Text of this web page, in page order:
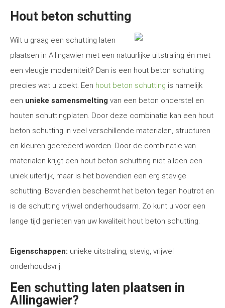
Hout beton schutting
Wilt u graag een schutting laten
plaatsen in Allingawier met een natuurlijke uitstraling én met
een vleugje moderniteit? Dan is een hout beton schutting
precies wat u zoekt. Een hout beton schutting is namelijk
een unieke samensmelting van een beton onderstel en
houten schuttingplaten. Door deze combinatie kan een hout
beton schutting in veel verschillende materialen, structuren
en kleuren gecreëerd worden. Door de combinatie van
materialen krijgt een hout beton schutting niet alleen een
uniek uiterlijk, maar is het bovendien een erg stevige
schutting. Bovendien beschermt het beton tegen houtrot en
is de schutting vrijwel onderhoudsarm. Zo kunt u voor een
lange tijd genieten van uw kwaliteit hout beton schutting.
Eigenschappen: unieke uitstraling, stevig, vrijwel
onderhoudsvrij.
Een schutting laten plaatsen in
Allingawier?